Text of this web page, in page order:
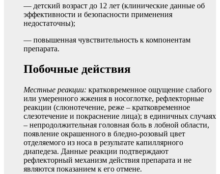
— детский возраст до 12 лет (клинические данные об
эффективности и безопасности применения
недостаточны);
— повышенная чувствительность к компонентам
препарата.
Побочные действия
Местные реакции: кратковременное ощущение слабого
или умеренного жжения в носоглотке, рефлекторные
реакции (слюнотечение, реже – кратковременное
слезотечение и покраснение лица); в единичных случаях
– непродолжительная головная боль в лобной области,
появление окрашенного в бледно-розовый цвет
отделяемого из носа в результате капиллярного
диапедеза. Данные реакции подтверждают
рефлекторный механизм действия препарата и не
являются показанием к его отмене.